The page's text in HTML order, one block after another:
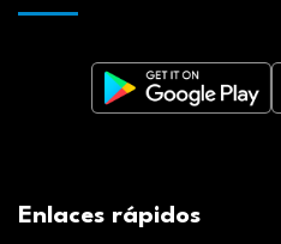
Enlaces rápidos